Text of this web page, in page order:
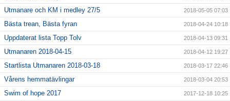
Utmanare och KM i medley 27/5 2018-05-05 07:03
Bästa trean, Bästa fyran 2018-04-24 10:18
Uppdaterat lista Topp Tolv 2018-04-13 09:31
Utmanaren 2018-04-15 2018-04-12 19:27
Startlista Utmanaren 2018-03-18 2018-03-17 22:46
Vårens hemmatävlingar 2018-03-04 20:53
Swim of hope 2017 2017-12-18 10:25